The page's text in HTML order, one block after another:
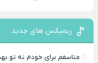
ریمیکس های جدید
متاسفم برای خودم نه تو